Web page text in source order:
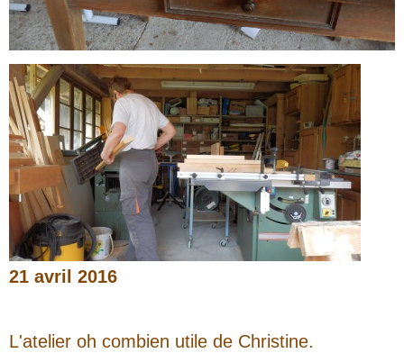
21 avril 2016
L'atelier oh combien utile de Christine.